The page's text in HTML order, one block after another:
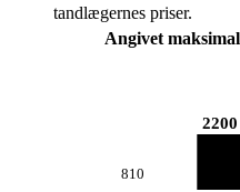
tandlægernes priser.
Angivet
810
2200